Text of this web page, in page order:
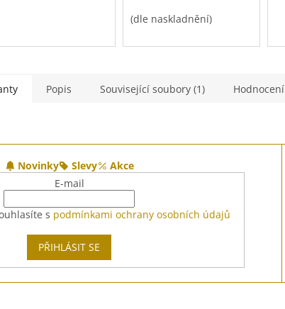
(dle naskladnění)
Popis Související soubory (1) Hodnocení
Novinky Slevy
Akce
E-mail
s podmínkami ochrany osobních údajů
PŘIHLÁSIT SE